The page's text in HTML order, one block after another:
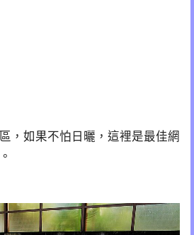
，如果不怕日曬，這裡是最佳網